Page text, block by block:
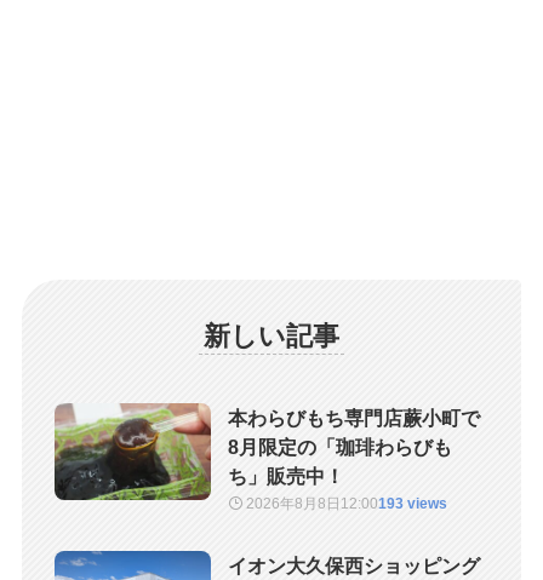
新しい記事
本わらびもち専門店蕨小町で
8月限定の「珈琲わらびも
ち」販売中！
2026年8月8日 12:00193 views
イオン大久保西ショッピング